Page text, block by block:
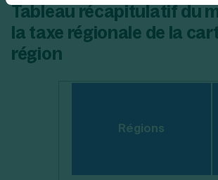
Tableau récapitulatif du
la taxe régionale de la
région
Régions